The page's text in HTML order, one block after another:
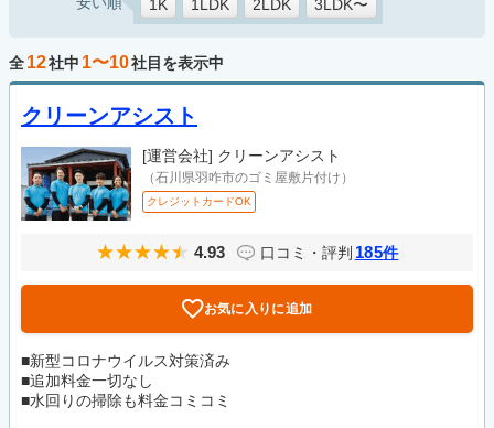
1K 1LDK 2LDK 3LDK〜
全12社中 1〜10社目を表示中
クリーンアシスト
[運営会社] クリーンアシスト
（石川県羽咋市のゴミ屋敷片付け）
クレジットカードOK
4.93 口コミ・評判 185件
お気に入りに追加
■新型コロナウイルス対策済み
■追加料金一切なし
■水回りの掃除も料金コミコミ